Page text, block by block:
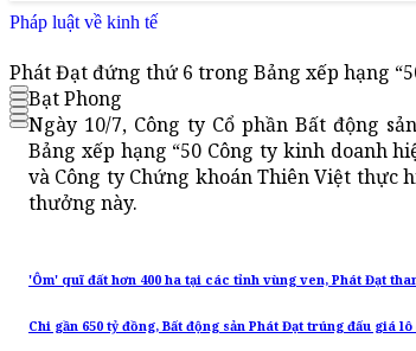
Pháp luật về kinh tế
Phát Đạt đứng thứ 6 trong Bảng xếp hạng
Bạt Phong
Ngày 10/7, Công ty Cổ phần Bất động
Bảng xếp hạng “50 Công ty kinh doanh
và Công ty Chứng khoán Thiên Việt thực
thưởng này.
'Ôm' quĩ đất hơn 400 ha tại các tỉnh vùng ven, Phát Đạt
Chi gần 650 tỷ đồng, Bất động sản Phát Đạt trúng đấu giá lô